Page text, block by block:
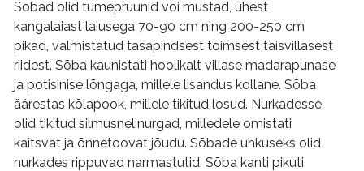
Sõbad olid tumepruunid või mustad, ühest
kangalaiast laiusega 70-90 cm ning 200-250 cm
pikad, valmistatud tasapindsest toimsest täisvillasest
riidest. Sõba kaunistati hoolikalt villase madarapunase
ja potisinise lõngaga, millele lisandus kollane. Sõba
äärestas kõlapook, millele tikitud losud. Nurkadesse
olid tikitud silmusnelinurgad, milledele omistati
kaitsvat ja õnnetoovat jõudu. Sõbade uhkuseks olid
nurkades rippuvad narmastutid. Sõba kanti pikuti